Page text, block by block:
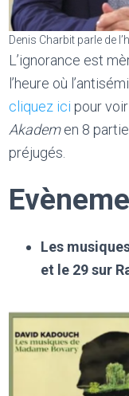
Denis Charbit parle de
L’ignorance est
l’heure où
cliquez ici pour
Akademen 8
préjugés.
Les
et le 29 sur